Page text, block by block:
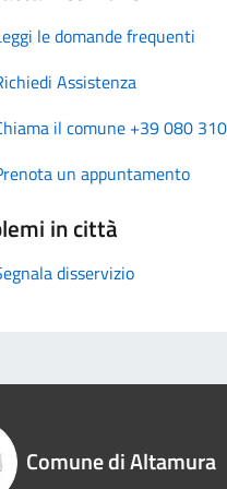
le domande frequenti
Assistenza
il comune +39 080
un appuntamento
in città
disservizio
Comune di Altamura